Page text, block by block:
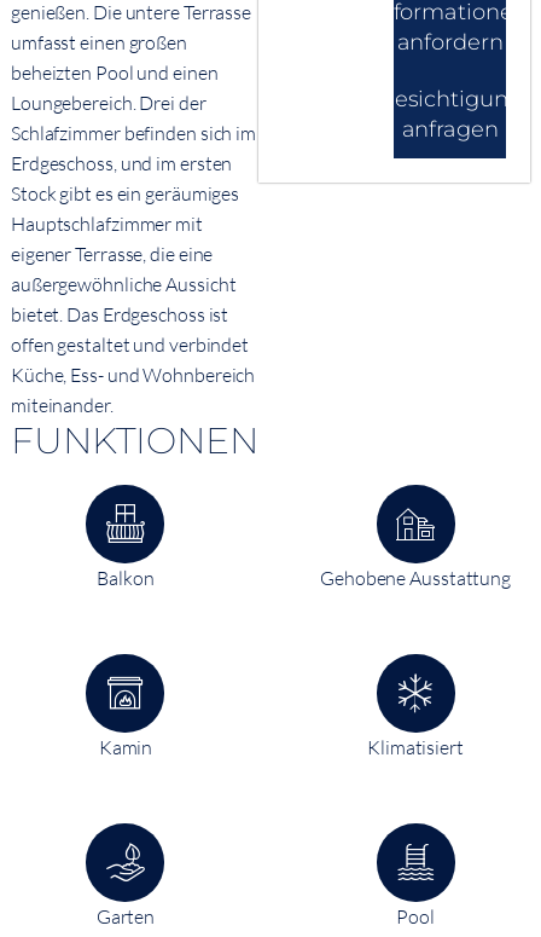
genießen. Die untere Terrasse
umfasst einen großen
beheizten Pool und einen
Loungebereich. Drei der
Schlafzimmer befinden sich im
Erdgeschoss, und im ersten
Stock gibt es ein geräumiges
Hauptschlafzimmer mit
eigener Terrasse, die eine
außergewöhnliche Aussicht
bietet. Das Erdgeschoss ist
offen gestaltet und verbindet
Küche, Ess- und Wohnbereich
miteinander.
Informationen
anfordern
Besichtigung
anfragen
FUNKTIONEN
Balkon Gehobene Ausstattung
Kamin Klimatisiert
Garten Pool